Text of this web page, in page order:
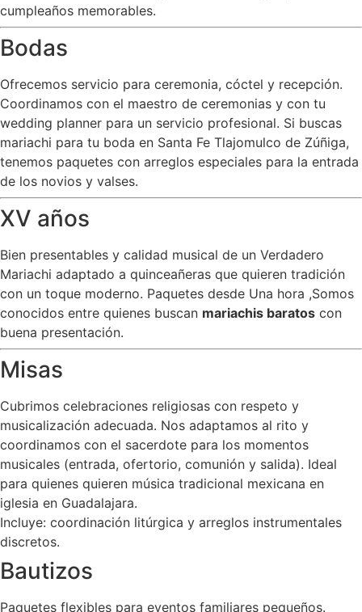
cumpleaños memorables.
Bodas
Ofrecemos servicio para ceremonia, cóctel y recepción.
Coordinamos con el maestro de ceremonias y con tu
wedding planner para un servicio profesional. Si buscas
mariachi para tu boda en Santa Fe Tlajomulco de Zúñiga,
tenemos paquetes con arreglos especiales para la entrada
de los novios y valses.
XV años
Bien presentables y calidad musical de un Verdadero
Mariachi adaptado a quinceañeras que quieren tradición
con un toque moderno. Paquetes desde Una hora ,Somos
conocidos entre quienes buscan mariachis baratos con
buena presentación.
Misas
Cubrimos celebraciones religiosas con respeto y
musicalización adecuada. Nos adaptamos al rito y
coordinamos con el sacerdote para los momentos
musicales (entrada, ofertorio, comunión y salida). Ideal
para quienes quieren música tradicional mexicana en
iglesia en Guadalajara.
Incluye: coordinación litúrgica y arreglos instrumentales
discretos.
Bautizos
Paquetes flexibles para eventos familiares pequeños.